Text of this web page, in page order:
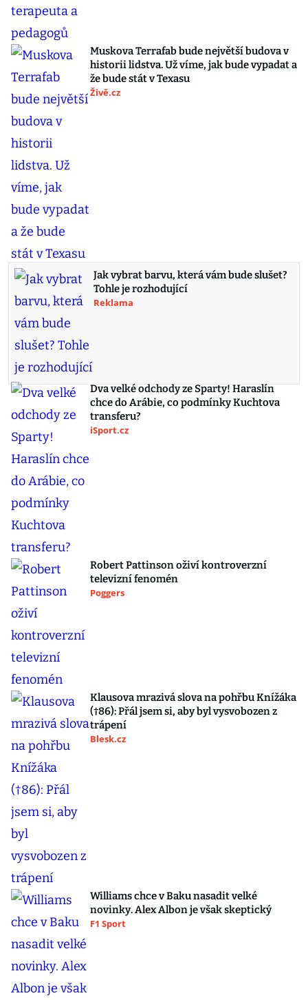
Muskova Terrafab bude největší budova v
historii lidstva. Už víme, jak bude vypadat a
že bude stát v Texasu
Živě.cz
Jak vybrat barvu, která vám bude slušet?
Tohle je rozhodující
Reklama
Dva velké odchody ze Sparty! Haraslín
chce do Arábie, co podmínky Kuchtova
transferu?
iSport.cz
Robert Pattinson oživí kontroverzní
televizní fenomén
Poggers
Klausova mrazivá slova na pohřbu Knížáka
(†86): Přál jsem si, aby byl vysvobozen z
trápení
Blesk.cz
Williams chce v Baku nasadit velké
novinky. Alex Albon je však skeptický
F1 Sport